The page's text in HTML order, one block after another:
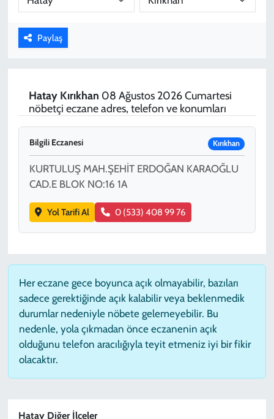
Paylaş
Hatay Kırıkhan 08 Ağustos 2026 Cumartesi
nöbetçi eczane adres, telefon ve konumları
Bilgili Eczanesi Kırıkhan
KURTULUŞ MAH.ŞEHİT ERDOĞAN KARAOĞLU
CAD.E BLOK NO:16 1A
Yol Tarifi Al 0 (533) 408 99 76
Her eczane gece boyunca açık olmayabilir, bazıları
sadece gerektiğinde açık kalabilir veya beklenmedik
durumlar nedeniyle nöbete gelemeyebilir. Bu
nedenle, yola çıkmadan önce eczanenin açık
olduğunu telefon aracılığıyla teyit etmeniz iyi bir fikir
olacaktır.
Hatay Diğer İlçeler